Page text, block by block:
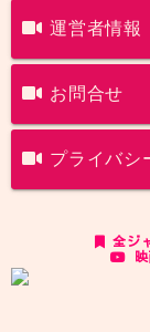
運営者情報
お問合せ
プライバシ
全ジ
映